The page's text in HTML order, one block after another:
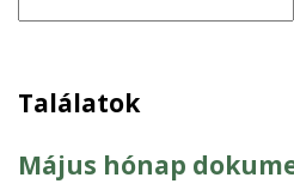
Találatok
Május hónap